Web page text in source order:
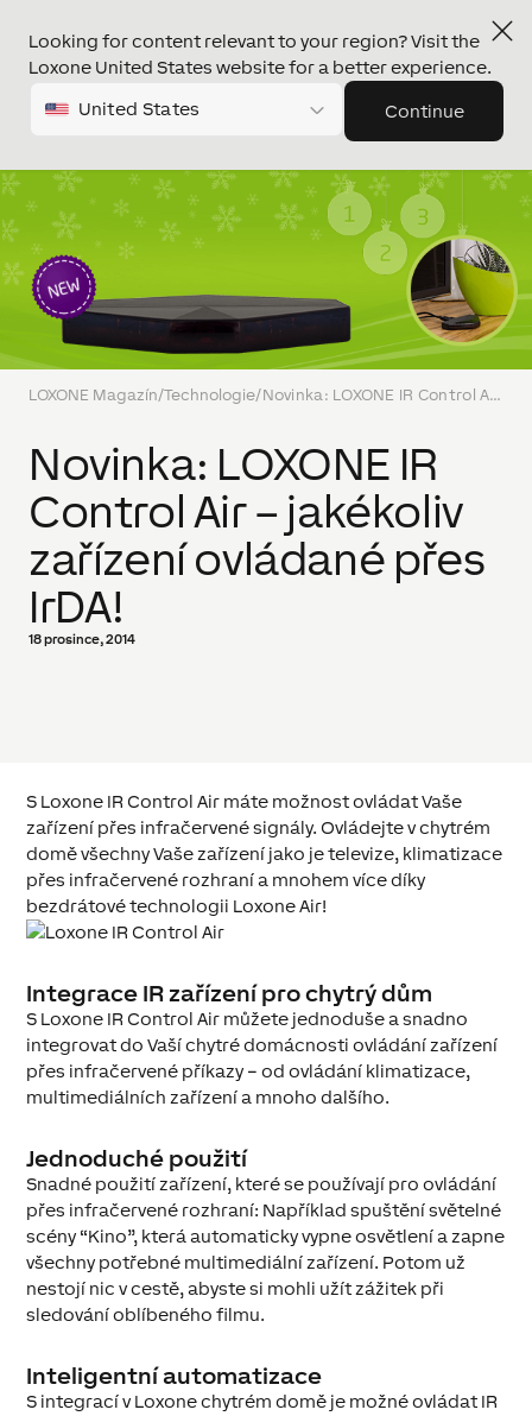
Looking for content relevant to your region? Visit the
Loxone United States website for a better experience.
United States Continue
LOXONE Magazín/Technologie/ Novinka: LOXONE IR Control Air – jakékoliv zařízení ovládané přes IrDA!
Novinka: LOXONE IR
Control Air – jakékoliv
zařízení ovládané přes
IrDA!
18 prosince, 2014
S Loxone IR Control Air máte možnost ovládat Vaše
zařízení přes infračervené signály. Ovládejte v chytrém
domě všechny Vaše zařízení jako je televize, klimatizace
přes infračervené rozhraní a mnohem více díky
bezdrátové technologii Loxone Air!
Integrace IR zařízení pro chytrý dům
S Loxone IR Control Air můžete jednoduše a snadno
integrovat do Vaší chytré domácnosti ovládání zařízení
přes infračervené příkazy – od ovládání klimatizace,
multimediálních zařízení a mnoho dalšího.
Jednoduché použití
Snadné použití zařízení, které se používají pro ovládání
přes infračervené rozhraní: Například spuštění světelné
scény “Kino”, která automaticky vypne osvětlení a zapne
všechny potřebné multimediální zařízení. Potom už
nestojí nic v cestě, abyste si mohli užít zážitek při
sledování oblíbeného filmu.
Inteligentní automatizace
S integrací v Loxone chytrém domě je možné ovládat IR